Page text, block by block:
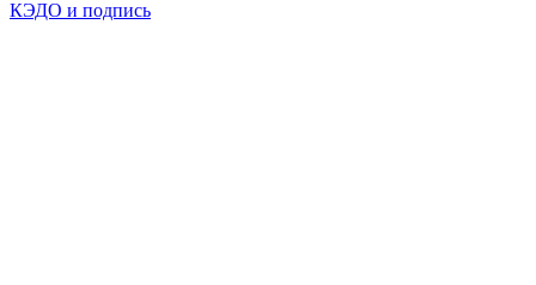
КЭДО и подпись